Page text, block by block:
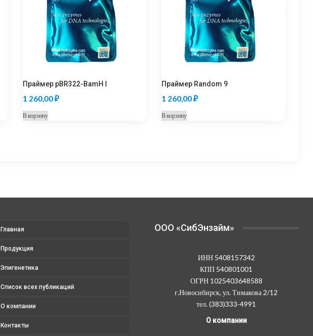
Праймер pBR322-BamH I
1 260,00₽
В корзину
Праймер Random 9
1 260,00₽
В корзину
Главная
Продукция
Эпигенетика
Список всех публикаций
О компании
Контакты
OOO «СибЭнзайм»
ИНН 5408157342
КПП 540801001
ОГРН 1025403648588
г.Новосибирск, ул. Тимакова 2/12
тел. (383)333-4991
О компании